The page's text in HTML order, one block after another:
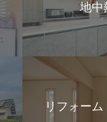
地中
リフォー